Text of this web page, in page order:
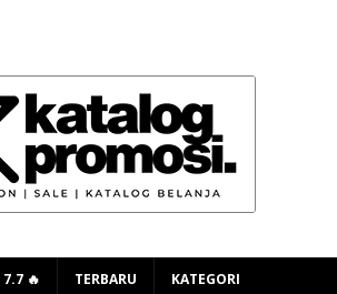
7.7 🔥 TERBARU KATEGORI